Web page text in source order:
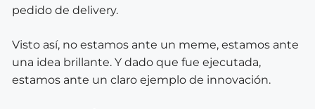
pedido de delivery.
Visto así, no estamos ante un meme, estamos ante
una idea brillante. Y dado que fue ejecutada,
estamos ante un claro ejemplo de innovación.